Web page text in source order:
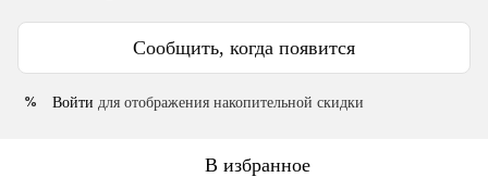
Сообщить, когда появится
% Войти для отображения накопительной скидки
В избранное